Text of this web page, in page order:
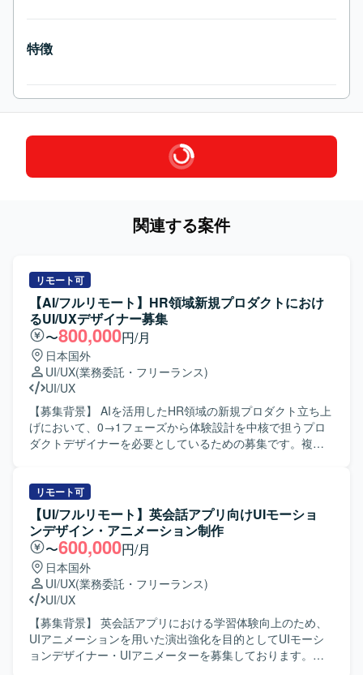
特徴
関連する案件
リモート可
【AI/フルリモート】HR領域新規プロダクトにおけ
るUI/UXデザイナー募集
〜800,000円/月
日本国外
UI/UX(業務委託・フリーランス)
UI/UX
【募集背景】 AIを活用したHR領域の新規プロダクト立ち上
げにおいて、0→1フェーズから体験設計を中核で担うプロ
ダクトデザイナーを必要としているための募集です。複数
す。 【作業内容】 ・AIを活用したHR領域の新規プロダク
トにおけるUX設計、情報設計、UIデザインを行っていただ
きます。 ・ユーザー課題、事業課題、マーケット仮説を踏
まえた体験設計をリードしていただきます。 ・Figmaを用
いたワイヤーフレーム作成、UIデザイン、プロトタイプ作
成を行っていただきます。 ・v0、Lovable、Claude Code、
Cursor等のAIツールを活用した動くプロトタイプの作成と
検証を行っていただきます。 ・事業責任者、プロダクトマ
ネージャー、エンジニア、マーケティングメンバーと連携
しながらプロダクトの立ち上げと改善を推進していただき
ます。 ・ユーザーインタビューや定量データに基づく仮説
リモート可
【UI/フルリモート】英会話アプリ向けUIモーショ
ンデザイン・アニメーション制作
〜600,000円/月
日本国外
UI/UX(業務委託・フリーランス)
UI/UX
【募集背景】 英会話アプリにおける学習体験向上のため、
UIアニメーションを用いた演出強化を目的としてUIモーシ
ョンデザイナー・UIアニメーターを募集しております。